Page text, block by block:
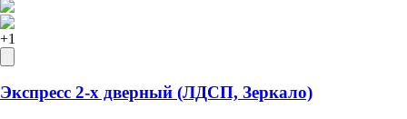
+1
Экспресс 2-х дверный (ЛДСП, Зеркало)